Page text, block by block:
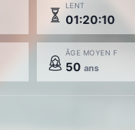
LENT
01:20:10
ÂGE MOYEN F
50 ans